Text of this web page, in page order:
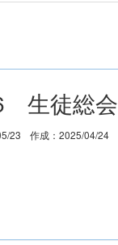
生徒総会
23 作成：2025/04/24